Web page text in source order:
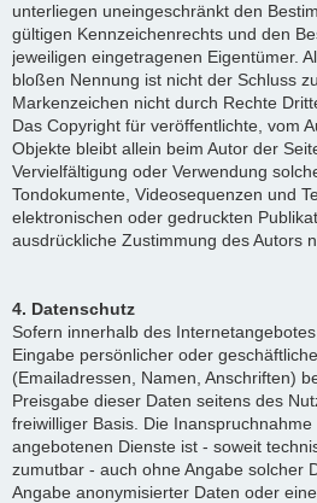
unterliegen uneingeschränkt den
gültigen Kennzeichenrechts und den
jeweiligen eingetragenen Eigentümer.
bloßen Nennung ist nicht der Schluss
Markenzeichen nicht durch Rechte
Das Copyright für veröffentlichte, vom
Objekte bleibt allein beim Autor der
Vervielfältigung oder Verwendung
Tondokumente, Videosequenzen und
elektronischen oder gedruckten
ausdrückliche Zustimmung des Autors
4. Datenschutz
Sofern innerhalb des
Eingabe persönlicher oder
(Emailadressen, Namen, Anschriften)
Preisgabe dieser Daten seitens des
freiwilliger Basis. Die
angebotenen Dienste ist - soweit
zumutbar - auch ohne Angabe solcher
Angabe anonymisierter Daten oder